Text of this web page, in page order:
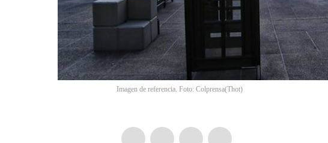
Imagen de referencia. Foto: Colprensa(Thot)